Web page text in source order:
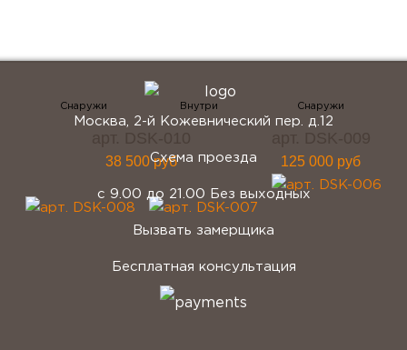
38 500 руб 125 000 руб
Москва, 2-й Кожевнический пер. д.12
Схема проезда
с 9.00 до 21.00 Без выходных
Вызвать замерщика
Бесплатная консультация